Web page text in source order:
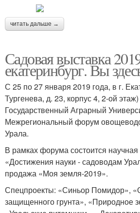
читать дальше →
Садовая выставка
екатеринбург. Вы
С 25 по 27 января 2019 года, в г.
Тургенева, д. 23, корпус 4, 2-ой
Государственный Аграрный
Межрегиональный форум
Урала.
В рамках форума состоится
«Достижения науки - садоводам
продажа «Моя земля-2019».
Спецпроекты: «Синьор Помидор»,
защищенного грунта», «Природное